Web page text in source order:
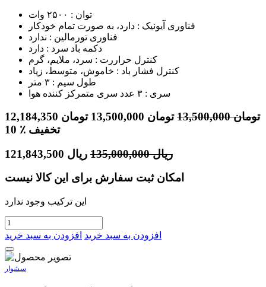
توان : ۲۵۰۰ وات
فناوری آیونیک : دارد، به صورت تمام خودکار
فناوری تورمالین : ندارد
دکمه باد سرد : دارد
کنترل حراررت : سرد، ملایم، گرم
کنترل فشار باد : خاموش، متوسط، زیاد
طول سیم : ۳ متر
سری : ۳ عدد سری متمرکز کننده هوا
12,184,350 تومان 13,500,000 تومان 13,500,000 تومان
10
٪ تخفیف
121,843,500 ریال 135,000,000 ریال
امکان ثبت سفارش برای این کالا نیست
این ترکیب وجود ندارد
افزودن به سبد خرید افزودن به سبد خرید
سشوار